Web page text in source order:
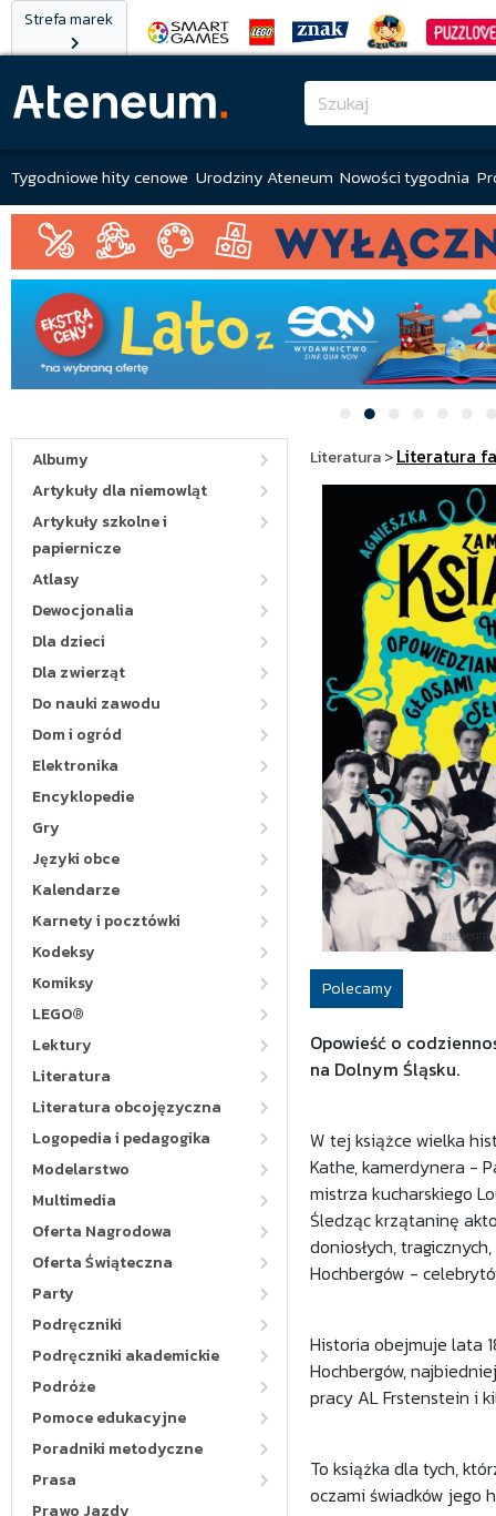
Strefa marek
Tygodniowe hity cenowe Urodziny Ateneum Nowości tygodnia
Albumy
Artykuły dla niemowląt
Artykuły szkolne i
papiernicze
Atlasy
Dewocjonalia
Dla dzieci
Dla zwierząt
Do nauki zawodu
Dom i ogród
Elektronika
Encyklopedie
Gry
Języki obce
Kalendarze
Karnety i pocztówki
Kodeksy
Komiksy
LEGO®
Lektury
Literatura
Literatura obcojęzyczna
Logopedia i pedagogika
Modelarstwo
Multimedia
Oferta Nagrodowa
Oferta Świąteczna
Party
Podręczniki
Podręczniki akademickie
Podróże
Pomoce edukacyjne
Poradniki metodyczne
Prasa
Prawo Jazdy
Literatura>Literatura
Polecamy
Opowieść o
na Dolnym Śląsku.
W tej książce wielka
Kathe, kamerdynera -
mistrza kucharskiego
Śledząc krzątaninę
doniosłych,
Hochbergów -
Historia obejmuje lata
Hochbergów,
pracy AL Frstenstein i
To książka dla tych,
oczami świadków jego